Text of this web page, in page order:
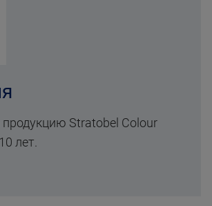
продукцию Stratobel Colour
лет.